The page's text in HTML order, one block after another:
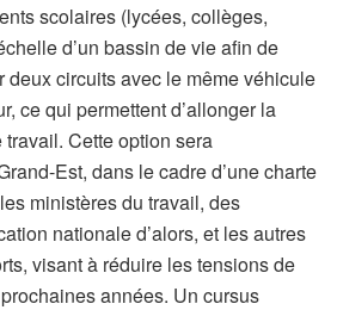
scolaires (lycées, collèges,
d’un bassin de vie afin de
deux circuits avec le même véhicule
ce qui permettent d’allonger la
Cette option sera
Est, dans le cadre d’une charte
ministères du travail, des
nationale d’alors, et les autres
visant à réduire les tensions de
années. Un cursus